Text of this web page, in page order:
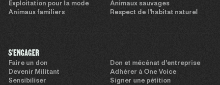
Exploitation pour la mode
Animaux sauvages
Animaux familiers
Respect de l’habitat naturel
S'ENGAGER
Faire un don
Don et mécénat d’entreprise
Devenir Militant
Adhérer à One Voice
Sensibiliser
Signer une pétition